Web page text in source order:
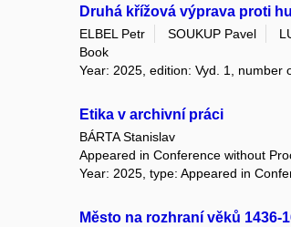
Druhá křížová výprava proti
ELBEL Petr SOUKUP Pavel
Book
Year: 2025, edition: Vyd. 1, number
Etika v archivní práci
BÁRTA Stanislav
Appeared in Conference without
Year: 2025, type: Appeared in
Město na rozhraní věků 1436-